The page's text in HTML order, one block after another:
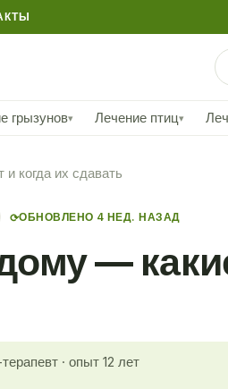
грызунов▾ Лечение птиц▾
когда их сдавать
⟳ОБНОВЛЕНО 4 НЕД. НАЗАД
—
· опыт 12 лет